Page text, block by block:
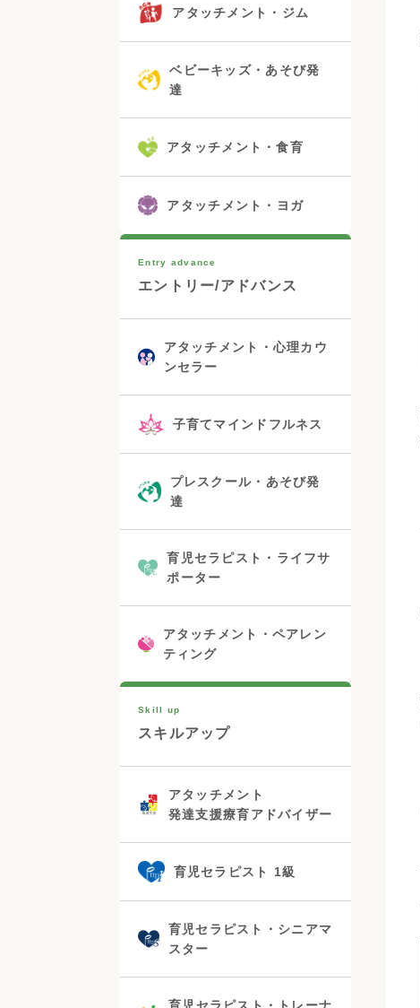
アタッチメント・ジム
ベビーキッズ・あそび発
達
アタッチメント・食育
アタッチメント・ヨガ
Entry advance
エントリー/アドバンス
アタッチメント・心理カウ
ンセラー
子育てマインドフルネス
プレスクール・あそび発
達
育児セラピスト・ライフサ
ポーター
アタッチメント・ペアレン
ティング
Skill up
スキルアップ
アタッチメント
発達支援療育アドバイザー
育児セラピスト 1級
育児セラピスト・シニアマ
スター
育児セラピスト・トレーナ